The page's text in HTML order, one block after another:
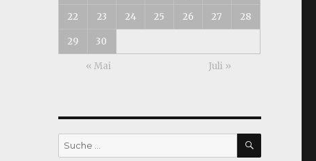
22 23 24 25 26 27 28
29 30
« Mai Juli »
Suche
nach:
SUCHEN